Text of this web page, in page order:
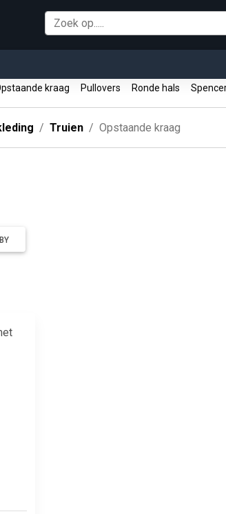
kraag Pullovers Ronde hals
Truien Opstaande kraag